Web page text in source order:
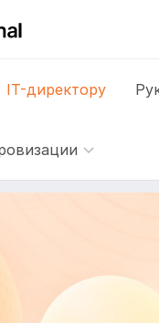
IT-директору